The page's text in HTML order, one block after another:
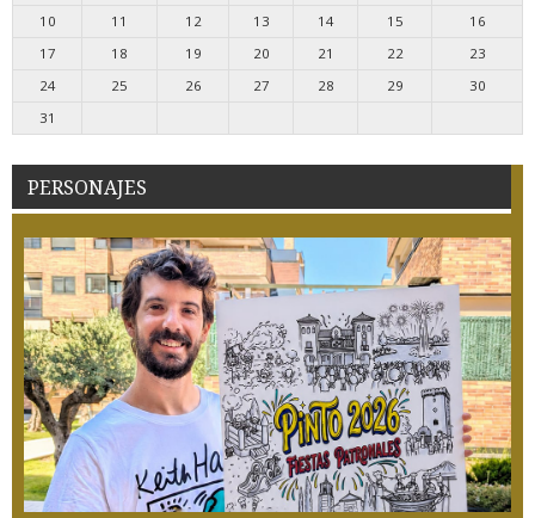
10
11 12 13 14 15
16
17
18 19 20 21 22
23
24
25 26 27 28 29
30
31
PERSONAJES